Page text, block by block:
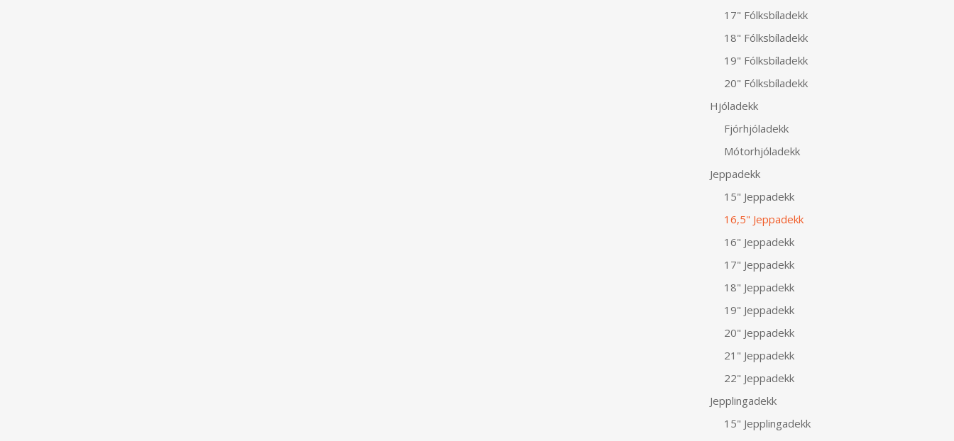
17" Fólksbíladekk
18" Fólksbíladekk
19" Fólksbíladekk
20" Fólksbíladekk
Hjóladekk
Fjórhjóladekk
Mótorhjóladekk
Jeppadekk
15" Jeppadekk
16,5" Jeppadekk
16" Jeppadekk
17" Jeppadekk
18" Jeppadekk
19" Jeppadekk
20" Jeppadekk
21" Jeppadekk
22" Jeppadekk
Jepplingadekk
15" Jepplingadekk